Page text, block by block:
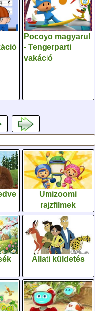
Pocoyo magyarul
- Tengerparti
vakáció
Umizoomi
rajzfilmek
Állati küldetés